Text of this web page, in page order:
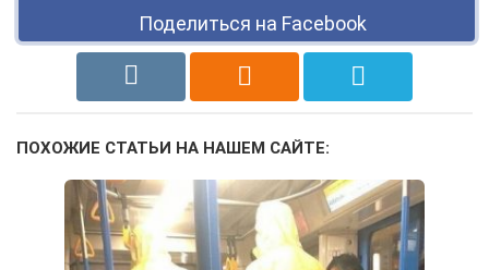
Поделиться на Facebook
ПОХОЖИЕ СТАТЬИ НА НАШЕМ САЙТЕ: